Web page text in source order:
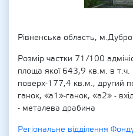
Рівненська область,
Розмір частки 71/100
площа якої 643,9 кв.м. в
поверх-177,4 кв.м., другий
ганок, «а1»-ганок, «а2» -
- металева драбина
Регіональне відділення